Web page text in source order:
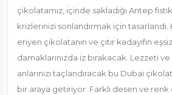
çikolatamız, içinde sakladığı Antep
krizlerinizi sonlandırmak için
eriyen çikolatanın ve çıtır kadayıfın
damaklarınızda iz bırakacak. Lezzeti
anlarınızı taçlandıracak bu Dubai
bir araya getiriyor. Farklı desen ve renk